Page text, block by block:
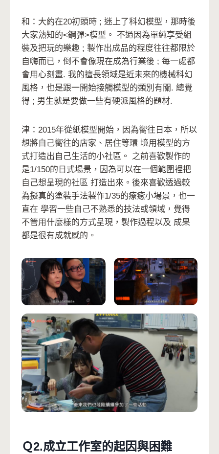
和：大約在20初頭時 ; 迷上了科幻模型，那時後
大家熟知的<鋼彈>模型。 不過因為單純享受組
裝及把玩的樂趣 ; 製作出成品的程度往往都限於
自嗨而已，倒不會像現在成為行業後 ; 每一處都
會用心刻畫. 我的擅長領域是近未來的機械科幻
風格，也是跟一開始接觸模型的類別有關. 總覺
得 ; 男生就是要做一些有硬派風格的題材.
津：2015年從紙模型開始，因為嚮往日本，所以
想將自己嚮往的店家、居住等環 境用模型的方
式打造出自己生活的小社區。 之前喜歡製作的
是1/150的日式場景，因為可以在一個範圍裡把
自己想呈現的社區 打造出來。後來喜歡透過較
為擬真的塗裝手法製作1/35的療癒小場景，也一
直在 學習一些自己不熟悉的技法或領域，覺得
不管用什麼樣的方式呈現，製作過程以及 成果
都是很有成就感的。
Ｑ2.成立工作室的起因與困難